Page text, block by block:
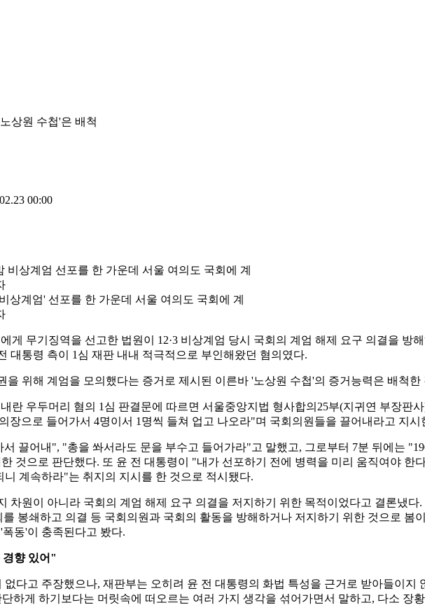
상원 수첩'은 배척
00:00
상계엄' 선포를 한 가운데 서울 여의도 국회에 계
게 무기징역을 선고한 법원이 12·3 비상계엄 당시 국회의 계엄 해제 요구 의결을 방
대통령 측이 1심 재판 내내 적극적으로 부인해왔던 혐의였다.
을 위해 계엄을 모의했다는 증거로 제시된 이른바 '노상원 수첩'의 증거능력은 배척한
란 우두머리 혐의 1심 판결문에 따르면 서울중앙지법 형사합의25부(지귀연 부장판
장으로 들어가서 4명이서 1명씩 들쳐 업고 나오라"며 국회의원들을 끌어내라고 지시
끌어내", "총을 쏴서라도 문을 부수고 들어가라"고 말했고, 그로부터 7분 뒤에는
것으로 판단했다. 또 윤 전 대통령이 "내가 선포하기 전에 병력을 미리 움직여야
계속하라"는 취지의 지시를 한 것으로 적시됐다.
차원이 아니라 국회의 계엄 해제 요구 의결을 저지하기 위한 목적이었다고 결론냈
봉쇄하고 의결 등 국회의원과 국회의 활동을 방해하거나 저지하기 위한 것으로
동'이 충족된다고 봤다.
향 있어"
다고 주장했으나, 재판부는 오히려 윤 전 대통령의 화법 특성을 근거로 받아들이
하게 하기보다는 머릿속에 떠오르는 여러 가지 생각을 섞어가면서 말하고, 다소 장